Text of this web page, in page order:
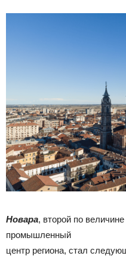
Новара, второй по
промышленный
центр региона, стал